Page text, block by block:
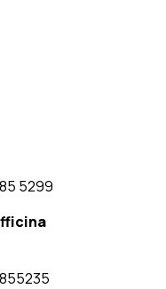
5299